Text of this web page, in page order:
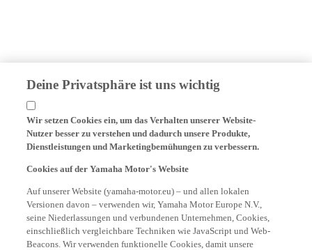
Deine Privatsphäre ist uns wichtig
Wir setzen Cookies ein, um das Verhalten unserer Website-
Nutzer besser zu verstehen und dadurch unsere Produkte,
Dienstleistungen und Marketingbemühungen zu verbessern.
Cookies auf der Yamaha Motor's Website
Auf unserer Website (yamaha-motor.eu) – und allen lokalen
Versionen davon – verwenden wir, Yamaha Motor Europe N.V.,
seine Niederlassungen und verbundenen Unternehmen, Cookies,
einschließlich vergleichbare Techniken wie JavaScript und Web-
Beacons. Wir verwenden funktionelle Cookies, damit unsere